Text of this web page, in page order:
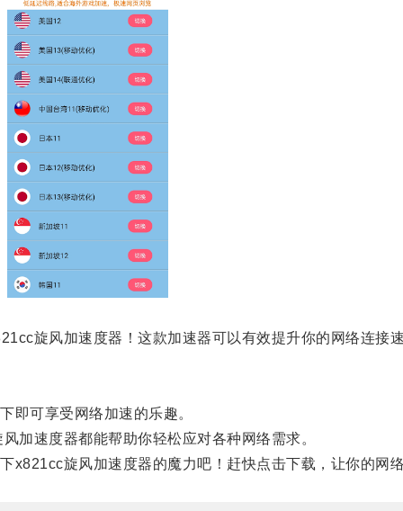
旋风加速度器！这款加速器可以有效提升你的网络连接速
可享受网络加速的乐趣。
速度器都能帮助你轻松应对各种网络需求。
旋风加速度器的魔力吧！赶快点击下载，让你的网络